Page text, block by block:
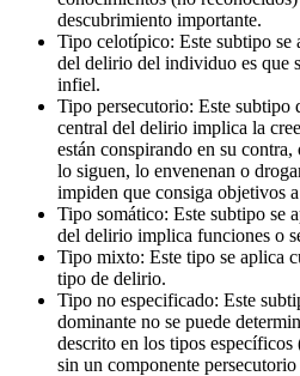
descubrimiento importante.
Tipo celotípico: Este subtipo se
del delirio del individuo es que
infiel.
Tipo persecutorio: Este subtipo
central del delirio implica la
están conspirando en su
lo siguen, lo envenenan o
impiden que consiga objetivos
Tipo somático: Este subtipo se
del delirio implica funciones o
Tipo mixto: Este tipo se aplica
tipo de delirio.
Tipo no especificado: Este
dominante no se puede
descrito en los tipos
sin un componente